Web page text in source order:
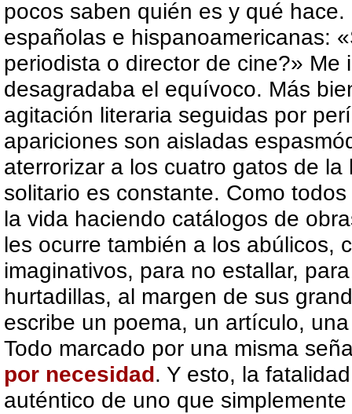
pocos saben quién es y qué
españolas e hispanoamericanas:
periodista o director de cine?»
desagradaba el equívoco. Más
agitación literaria seguidas por
apariciones son aisladas
aterrorizar a los cuatro gatos de
solitario es constante. Como
la vida haciendo catálogos de
les ocurre también a los abúlicos,
imaginativos, para no estallar,
hurtadillas, al margen de sus
escribe un poema, un artículo,
Todo marcado por una misma
por necesidad. Y esto, la
auténtico de uno que